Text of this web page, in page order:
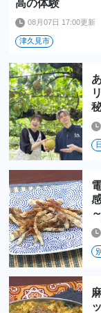
高の体験
08月07日 17:00更新
津久見市